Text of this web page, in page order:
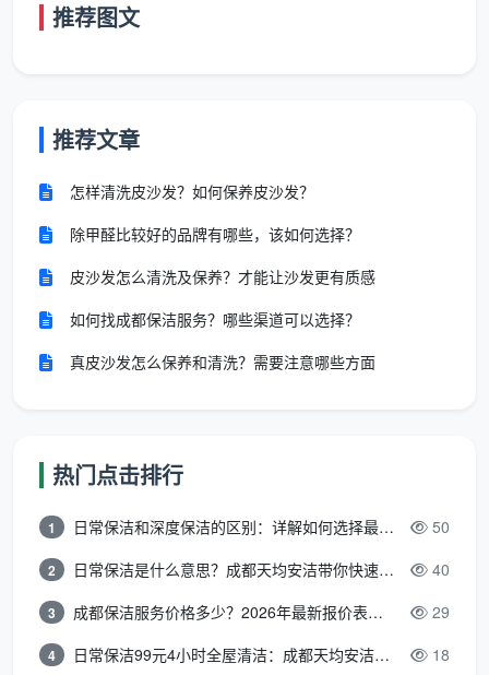
强弱电箱内部除尘，明装管道表面擦拭
法：让对方把服务项目一条一条写出来，看看和上面这
份清单差多少。敢白纸黑字写、承诺逐项验收的，和只
别。
清洁剂、售后
散工质量完全看运气。成都天均安洁保洁全部为自有固
定团队，2-3人一组，统一工服标准分工。你可以直接
问：“今天来我家的工人，是你们签劳动合同的正式员工
吗？”
第四条：清洁剂安不安全。 低价团队为省成本，使
蚀不可逆。成都天均安洁保洁统一使用进口中性清洁
推荐图文
推荐文章
怎样清洗皮沙发？如何保养皮沙发？
除甲醛比较好的品牌有哪些，该如何选择？
皮沙发怎么清洗及保养？才能让沙发更有质感
如何找成都保洁服务？哪些渠道可以选择？
真皮沙发怎么保养和清洗？需要注意哪些方面
热门点击排行
1 日常保洁和深度保洁的区别：详解如何选择最适合的清洁服务 50
2 日常保洁是什么意思？成都天均安洁带你快速区分“日常vs深度vs开荒” 40
3 成都保洁服务价格多少？2026年最新报价表来了，这一篇看透所有费用 29
4 日常保洁99元4小时全屋清洁：成都天均安洁保洁超值服务全解析 18